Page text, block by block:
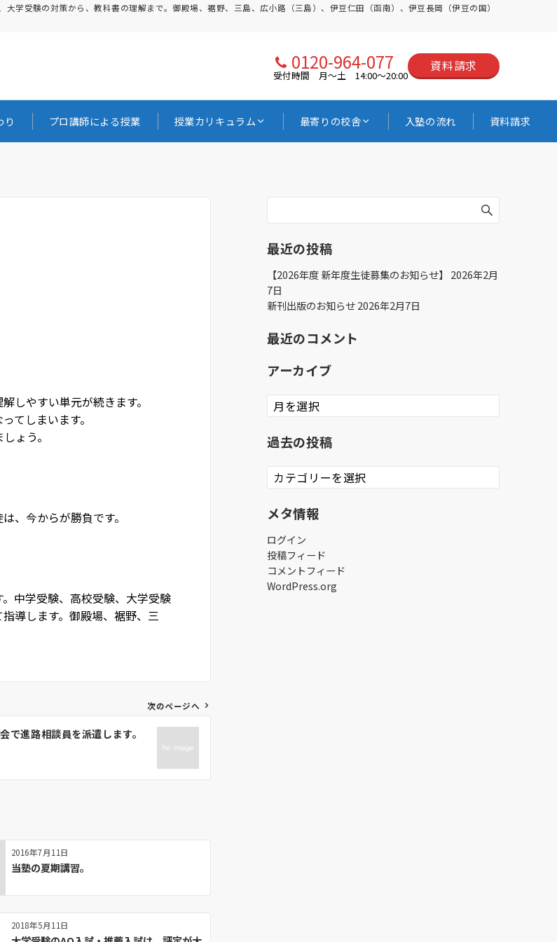
学受験の対策から、教科書の理解まで。御殿場、裾野、三島、広小路（三島）、伊豆仁田（函南）、伊豆長岡（伊豆の国）
0120-964-077
受付時間 月〜土 14:00〜20:00
資料請求
り プロ講師による授業 授業カリキュラム 最寄りの校舎 入塾の流れ 資料請求
しやすい単元が続きます。
てしまいます。
ょう。
、今からが勝負です。
中学受験、高校受験、大学受験
導します。御殿場、裾野、三
次のページへ
で進路相談員を派遣します。
2016年7月11日
当塾の夏期講習。
2018年5月11日
最近の投稿
【2026年度 新年度生徒募集のお知らせ】
2026年2月
7日
新刊出版のお知らせ 2026年2月7日
最近のコメント
アーカイブ
ア
ー
イ
過去の投稿
過
去
投
メタ情報
ログイン
投稿フィード
コメントフィード
WordPress.org